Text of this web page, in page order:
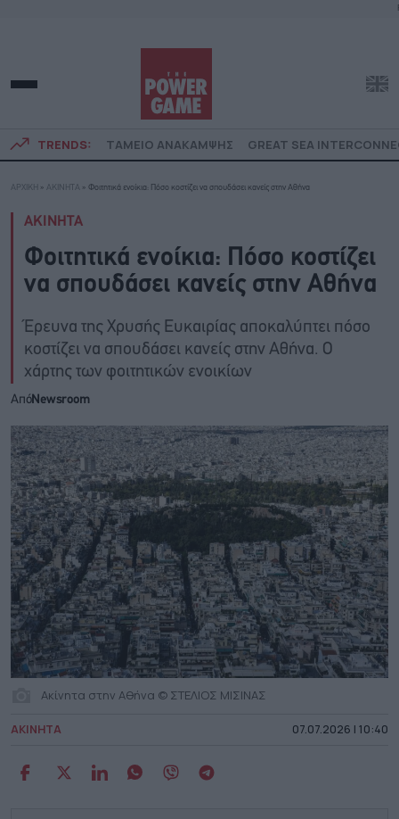
TRENDS: ΤΑΜΕΙΟ ΑΝΑΚΑΜΨΗΣ GREAT SEA
ΑΡΧΙΚΗ » ΑΚΙΝΗΤΑ » Φοιτητικά ενοίκια: Πόσο κοστίζει να σπουδάσει κανείς στην Αθήνα
ΑΚΙΝΗΤΑ
Φοιτητικά ενοίκια: Πόσο κοστίζει
να σπουδάσει κανείς στην Αθήνα
Έρευνα της Χρυσής Ευκαιρίας αποκαλύπτει πόσο
κοστίζει να σπουδάσει κανείς στην Αθήνα. Ο
χάρτης των φοιτητικών ενοικίων
ΑπόNewsroom
Ακίνητα στην Αθήνα © ΣΤΕΛΙΟΣ ΜΙΣΙΝΑΣ
ΑΚΙΝΗΤΑ 07.07.2026 | 10:40